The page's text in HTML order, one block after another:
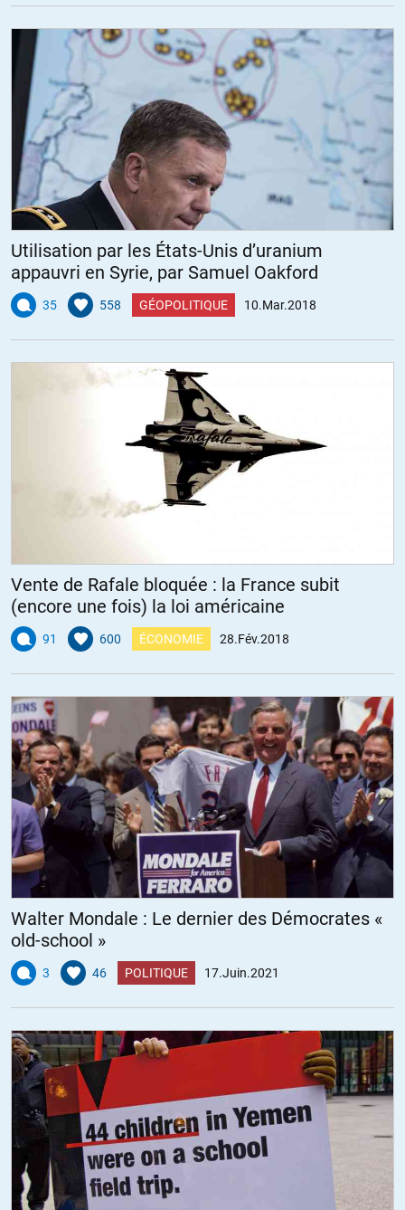
Utilisation par les États-Unis d’uranium
appauvri en Syrie, par Samuel Oakford
35 558 GÉOPOLITIQUE 10.Mar.2018
Vente de Rafale bloquée : la France subit
(encore une fois) la loi américaine
91 600 ÉCONOMIE 28.Fév.2018
Walter Mondale : Le dernier des Démocrates «
old-school »
3 46 POLITIQUE 17.Juin.2021